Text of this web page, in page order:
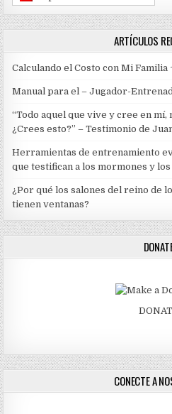
ARTÍCULOS
Calculando el Costo con Mi Familia
Manual para el – Jugador-
“Todo aquel que vive y cree en
¿Crees esto?” – Testimonio de
Herramientas de entrenamiento
que testifican a los mormones y
¿Por qué los salones del reino de
tienen ventanas?
CONECTE A